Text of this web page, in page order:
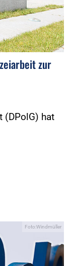
zur
(DPolG) hat
Foto:Windmüller